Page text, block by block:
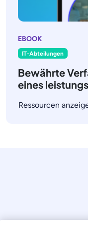
EBOOK
IT-Abteilungen
Bewährte
eines
Ressourcen